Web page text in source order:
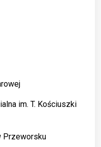
im. T. Kościuszki
Przeworsku